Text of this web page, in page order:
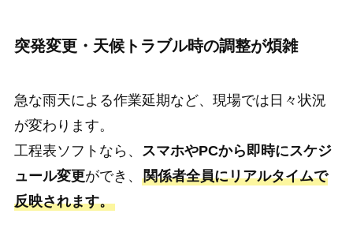
突発変更・天候トラブル時の調整が煩雑
急な雨天による作業延期など、現場では日々状況
が変わります。
工程表ソフトなら、 スマホやPCから即時にスケジ
ュール変更ができ、 関係者全員にリアルタイムで
反映されます。